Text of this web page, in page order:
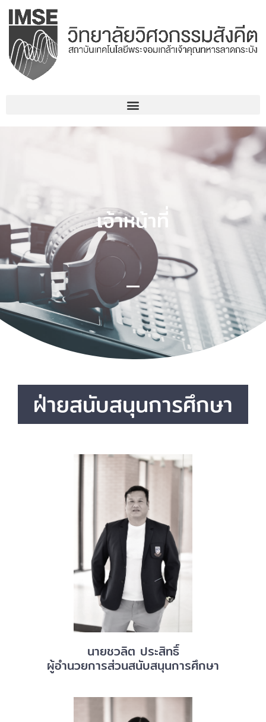
Skip
เจ้าหน้าที่
ฝ่ายสนับสนุนการศึกษา
นายชวลิต ประสิทธิ์
ผู้อำนวยการส่วนสนับสนุนการศึกษา